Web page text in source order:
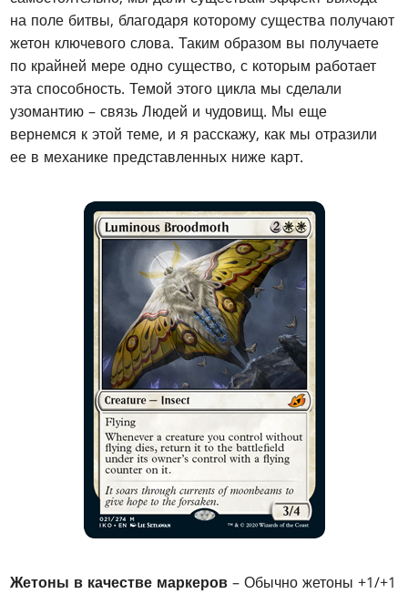
на поле битвы, благодаря которому существа получают
жетон ключевого слова. Таким образом вы получаете
по крайней мере одно существо, с которым работает
эта способность. Темой этого цикла мы сделали
узомантию – связь Людей и чудовищ. Мы еще
вернемся к этой теме, и я расскажу, как мы отразили
ее в механике представленных ниже карт.
Жетоны в качестве маркеров – Обычно жетоны +1/+1